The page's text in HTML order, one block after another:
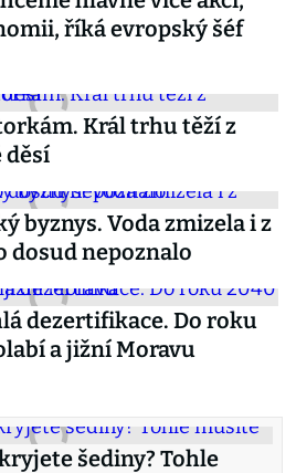
říká evropský šéf
Král trhu těží z
byznys. Voda zmizela i z
dosud nepoznalo
dezertifikace. Do roku
a jižní Moravu
šediny? Tohle